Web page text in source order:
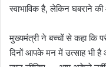
स्वाभाविक है, लेकिन घबराने
मुख्यमंत्री ने बच्चों से कहा कि
दिनों आपके मन में उत्साह भी